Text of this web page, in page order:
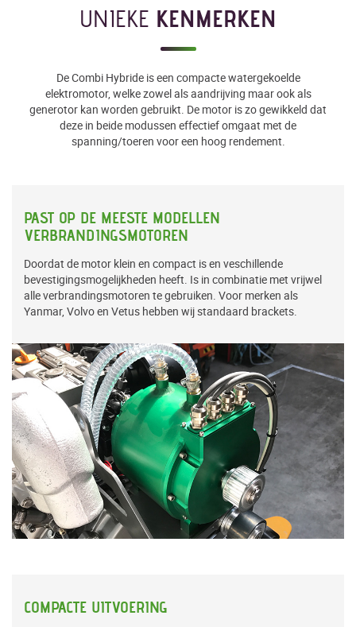
UNIEKE KENMERKEN
De Combi Hybride is een compacte watergekoelde
elektromotor, welke zowel als aandrijving maar ook als
generotor kan worden gebruikt. De motor is zo gewikkeld dat
deze in beide modussen effectief omgaat met de
spanning/toeren voor een hoog rendement.
PAST OP DE MEESTE MODELLEN
VERBRANDINGSMOTOREN
Doordat de motor klein en compact is en veschillende
bevestigingsmogelijkheden heeft. Is in combinatie met vrijwel
alle verbrandingsmotoren te gebruiken. Voor merken als
Yanmar, Volvo en Vetus hebben wij standaard brackets.
COMPACTE UITVOERING